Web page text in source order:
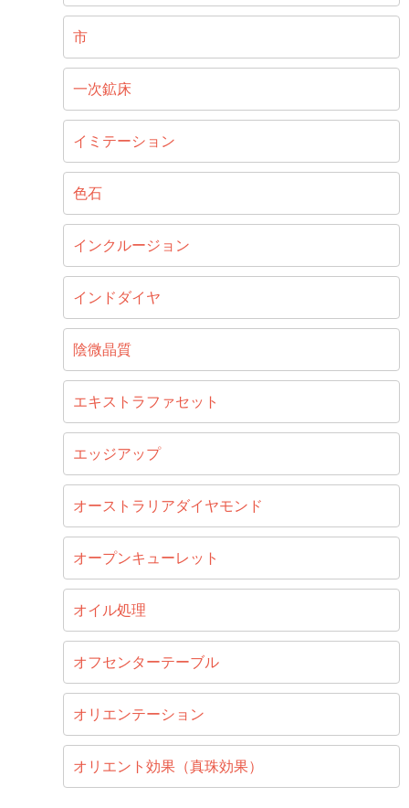
市
一次鉱床
イミテーション
色石
インクルージョン
インドダイヤ
陰微晶質
エキストラファセット
エッジアップ
オーストラリアダイヤモンド
オープンキューレット
オイル処理
オフセンターテーブル
オリエンテーション
オリエント効果（真珠効果）